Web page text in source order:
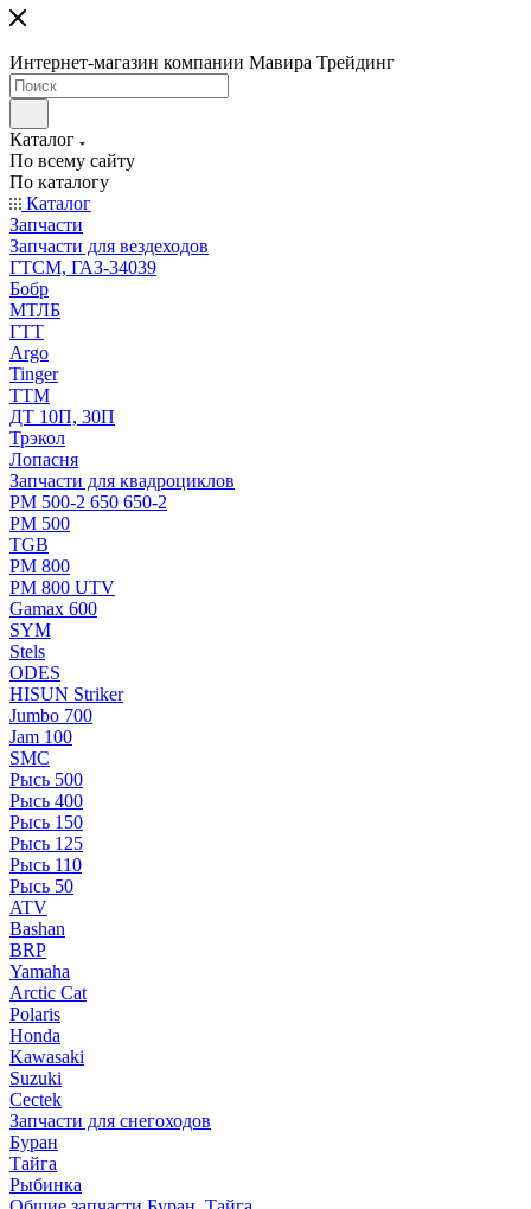
Интернет-магазин компании Мавира Трейдинг
Каталог
По всему сайту
По каталогу
Каталог
Запчасти
Запчасти для вездеходов
ГТСМ, ГАЗ-34039
Бобр
МТЛБ
ГТТ
Argo
Tinger
ТТМ
ДТ 10П, 30П
Трэкол
Лопасня
Запчасти для квадроциклов
РМ 500-2 650 650-2
РМ 500
TGB
РМ 800
РМ 800 UTV
Gamax 600
SYM
Stels
ОDЕS
HISUN Striker
Jumbo 700
Jam 100
SMC
Рысь 500
Рысь 400
Рысь 150
Рысь 125
Рысь 110
Рысь 50
ATV
Bashan
BRP
Yamaha
Arctic Cat
Polaris
Honda
Kawasaki
Suzuki
Cectek
Запчасти для снегоходов
Буран
Тайга
Рыбинка